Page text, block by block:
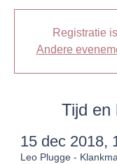
Registratie
Andere
Tijd en
15 dec 2018,
Leo Plugge -